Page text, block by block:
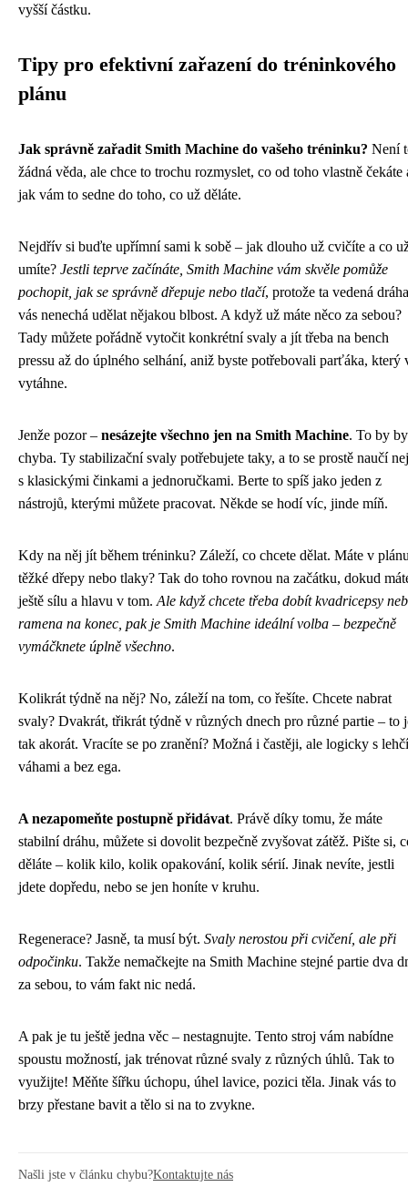
vyšší částku.
Tipy pro efektivní zařazení do tréninkového
plánu
Jak správně zařadit Smith Machine do vašeho tréninku? Není
žádná věda, ale chce to trochu rozmyslet, co od toho vlastně čekáte
jak vám to sedne do toho, co už děláte.
Nejdřív si buďte upřímní sami k sobě – jak dlouho už cvičíte a co
umíte? Jestli teprve začínáte, Smith Machine vám skvěle pomůže
pochopit, jak se správně dřepuje nebo tlačí, protože ta vedená dráha
vás nenechá udělat nějakou blbost. A když už máte něco za sebou?
Tady můžete pořádně vytočit konkrétní svaly a jít třeba na bench
pressu až do úplného selhání, aniž byste potřebovali parťáka, který
vytáhne.
Jenže pozor – nesázejte všechno jen na Smith Machine. To by
chyba. Ty stabilizační svaly potřebujete taky, a to se prostě naučí
s klasickými činkami a jednoručkami. Berte to spíš jako jeden z
nástrojů, kterými můžete pracovat. Někde se hodí víc, jinde míň.
Kdy na něj jít během tréninku? Záleží, co chcete dělat. Máte v
těžké dřepy nebo tlaky? Tak do toho rovnou na začátku, dokud
ještě sílu a hlavu v tom. Ale když chcete třeba dobít kvadricepsy
ramena na konec, pak je Smith Machine ideální volba – bezpečně
vymáčknete úplně všechno.
Kolikrát týdně na něj? No, záleží na tom, co řešíte. Chcete nabrat
svaly? Dvakrát, třikrát týdně v různých dnech pro různé partie – to
tak akorát. Vracíte se po zranění? Možná i častěji, ale logicky s
váhami a bez ega.
A nezapomeňte postupně přidávat. Právě díky tomu, že máte
stabilní dráhu, můžete si dovolit bezpečně zvyšovat zátěž. Pište si,
děláte – kolik kilo, kolik opakování, kolik sérií. Jinak nevíte, jestli
jdete dopředu, nebo se jen honíte v kruhu.
Regenerace? Jasně, ta musí být. Svaly nerostou při cvičení, ale při
odpočinku. Takže nemačkejte na Smith Machine stejné partie dva
za sebou, to vám fakt nic nedá.
A pak je tu ještě jedna věc – nestagnujte. Tento stroj vám nabídne
spoustu možností, jak trénovat různé svaly z různých úhlů. Tak to
využijte! Měňte šířku úchopu, úhel lavice, pozici těla. Jinak vás to
brzy přestane bavit a tělo si na to zvykne.
Našli jste v článku chybu?Kontaktujte nás